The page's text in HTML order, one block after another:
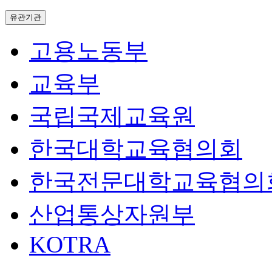
유관기관
고용노동부
교육부
국립국제교육원
한국대학교육협의회
한국전문대학교육협의
산업통상자원부
KOTRA